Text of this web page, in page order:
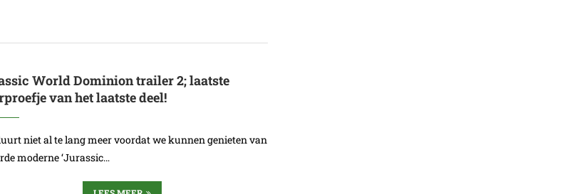
World Dominion trailer 2; laatste
van het laatste deel!
niet al te lang meer voordat we kunnen genieten van
moderne ‘Jurassic…